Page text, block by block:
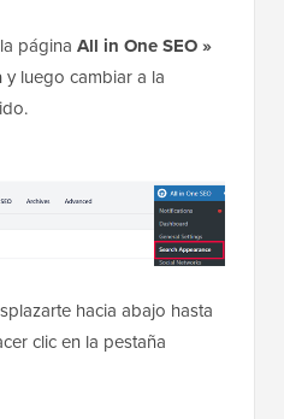
página All in One SEO »
y luego cambiar a la
hacia abajo hasta
clic en la pestaña